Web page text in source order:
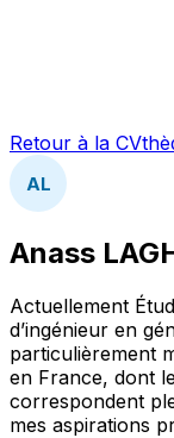
Retour à la
AL
Anass
Actuellement
d’ingénieur en
particulièrement
en France, dont
correspondent
mes aspirations